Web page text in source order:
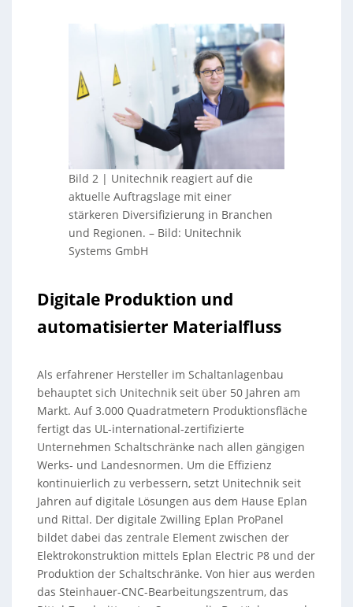
Bild 2 | Unitechnik reagiert auf die
aktuelle Auftragslage mit einer
stärkeren Diversifizierung in Branchen
und Regionen. – Bild: Unitechnik
Systems GmbH
Digitale Produktion und
automatisierter Materialfluss
Als erfahrener Hersteller im Schaltanlagenbau
behauptet sich Unitechnik seit über 50 Jahren am
Markt. Auf 3.000 Quadratmetern Produktionsfläche
fertigt das UL-international-zertifizierte
Unternehmen Schaltschränke nach allen gängigen
Werks- und Landesnormen. Um die Effizienz
kontinuierlich zu verbessern, setzt Unitechnik seit
Jahren auf digitale Lösungen aus dem Hause Eplan
und Rittal. Der digitale Zwilling Eplan ProPanel
bildet dabei das zentrale Element zwischen der
Elektrokonstruktion mittels Eplan Electric P8 und der
Produktion der Schaltschränke. Von hier aus werden
das Steinhauer-CNC-Bearbeitungszentrum, das